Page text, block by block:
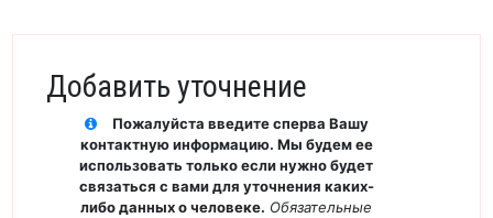
Добавить уточнение
Пожалуйста введите сперва Вашу
контактную информацию. Мы будем ее
использовать только если нужно будет
связаться с вами для уточнения каких-
либо данных о человеке. Обязательные